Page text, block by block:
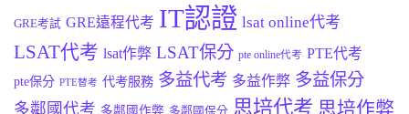
GRE考試 GRE遠程代考 IT認證 lsat online代考
LSAT代考 lsat作弊 LSAT保分 pte online代考 PTE代考
pte保分 PTE替考 代考服務 多益代考 多益作弊 多益保分
多鄰國代考 多鄰國作弊 多鄰國保分 思培代考 思培作弊